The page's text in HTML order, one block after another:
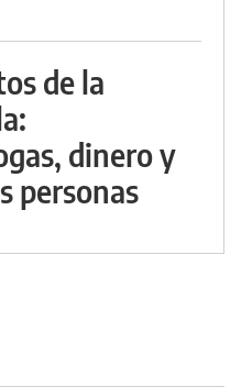
de la
dinero y
personas